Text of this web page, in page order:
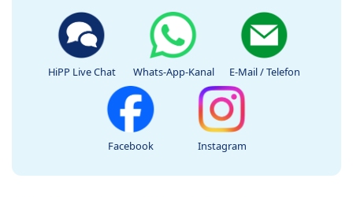
HiPP Live Chat Whats-App-Kanal E-Mail / Telefon
Facebook Instagram